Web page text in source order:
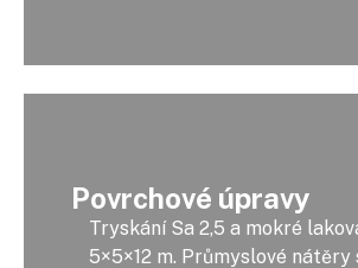
Povrchové úpravy
Tryskání Sa 2,5 a mokré
5×5×12 m. Průmyslové nátěry